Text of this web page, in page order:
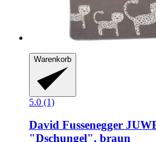
Warenkorb
5.0 (1)
David Fussenegger
"Dschungel", braun